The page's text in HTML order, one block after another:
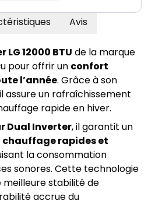
Avis
12000 BTU de la marque
pour offrir un confort
l’année
assure un rafraîchissement
rapide en hiver.
Dual Inverter
rapides et
la consommation
sonores. Cette technologie
stabilité de
accrue du